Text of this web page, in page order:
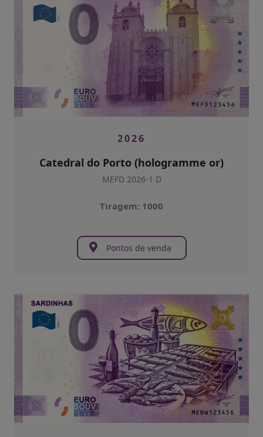
2026
Catedral do Porto (hologramme or)
MEFD 2026-1 D
Tiragem: 1000
Pontos de venda